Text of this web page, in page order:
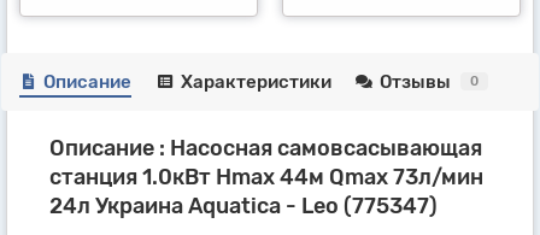
Описание Характеристики Отзывы 0
Описание : Насосная самовсасывающая
станция 1.0кВт Hmax 44м Qmax 73л/мин
24л Украина Aquatica - Leo (775347)